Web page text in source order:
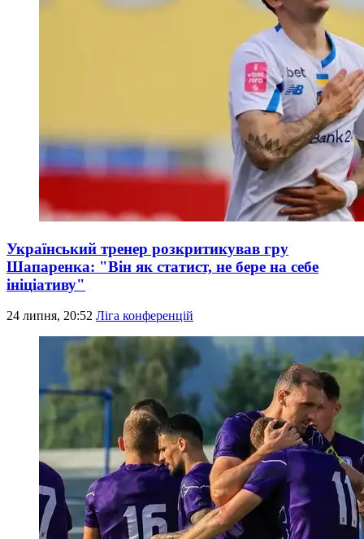
Український тренер розкритикував гру
Шапаренка: "Він як статист, не бере на себе
ініціативу"
24 липня, 20:52 Ліга конференцій